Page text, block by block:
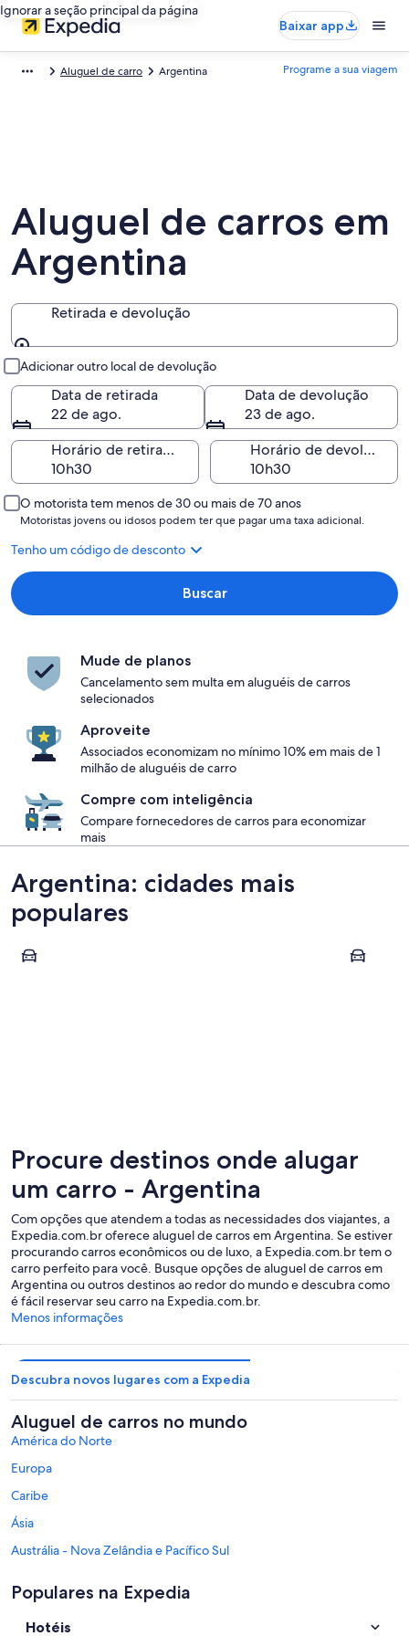
Ignorar a seção principal da página
Baixar app
Aluguel de carro Argentina Programe a sua viagem
Aluguel de carros em
Argentina
Retirada e devolução
Adicionar outro local de devolução
Data de retirada
22 de ago.
Data de devolução
23 de ago.
Horário de retirada
Horário de devolução
O motorista tem menos de 30 ou mais de 70 anos
Motoristas jovens ou idosos podem ter que pagar uma taxa adicional.
Tenho um código de desconto
Buscar
Mude de planos
Cancelamento sem multa em aluguéis de carros
selecionados
Aproveite
Associados economizam no mínimo 10% em mais de 1
milhão de aluguéis de carro
Compre com inteligência
Compare fornecedores de carros para economizar
mais
Argentina: cidades mais
populares
Buenos Aires San
Procure destinos onde alugar
um carro - Argentina
Com opções que atendem a todas as necessidades dos viajantes, a
Expedia.com.br oferece aluguel de carros em Argentina. Se estiver
procurando carros econômicos ou de luxo, a Expedia.com.br tem o
carro perfeito para você. Busque opções de aluguel de carros em
Argentina ou outros destinos ao redor do mundo e descubra como
é fácil reservar seu carro na Expedia.com.br.
Menos informações
Descubra novos lugares com a Expedia
Aluguel de carros no mundo
América do Norte
Europa
Caribe
Ásia
Austrália - Nova Zelândia e Pacífico Sul
Oriente Médio
África
Populares na Expedia
Hotéis